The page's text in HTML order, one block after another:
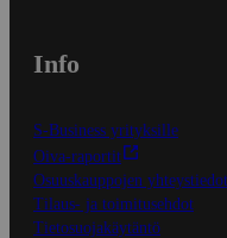
Info
S-Business yrityksille
Oiva-raportit
Osuuskauppojen yhteystiedot
Tilaus- ja toimitusehdot
Tietosuojakäytäntö